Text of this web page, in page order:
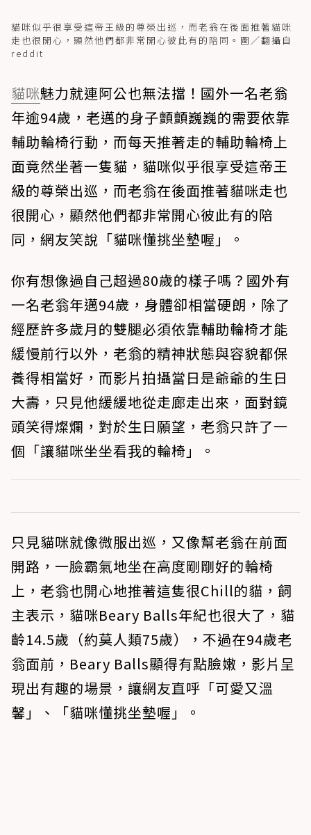
貓咪似乎很享受這帝王級的尊榮出巡，而老翁在後面推著貓咪
走也很開心，顯然他們都非常開心彼此有的陪同。圖／翻攝自
reddit
貓咪魅力就連阿公也無法擋！國外一名老翁
年逾94歲，老邁的身子顫顫巍巍的需要依靠
輔助輪椅行動，而每天推著走的輔助輪椅上
面竟然坐著一隻貓，貓咪似乎很享受這帝王
級的尊榮出巡，而老翁在後面推著貓咪走也
很開心，顯然他們都非常開心彼此有的陪
同，網友笑說「貓咪懂挑坐墊喔」。
你有想像過自己超過80歲的樣子嗎？國外有
一名老翁年邁94歲，身體卻相當硬朗，除了
經歷許多歲月的雙腿必須依靠輔助輪椅才能
緩慢前行以外，老翁的精神狀態與容貌都保
養得相當好，而影片拍攝當日是爺爺的生日
大壽，只見他緩緩地從走廊走出來，面對鏡
頭笑得燦爛，對於生日願望，老翁只許了一
個「讓貓咪坐坐看我的輪椅」。
只見貓咪就像微服出巡，又像幫老翁在前面
開路，一臉霸氣地坐在高度剛剛好的輪椅
上，老翁也開心地推著這隻很Chill的貓，飼
主表示，貓咪Beary Balls年紀也很大了，貓
齡14.5歲（約莫人類75歲），不過在94歲老
翁面前，Beary Balls顯得有點臉嫩，影片呈
現出有趣的場景，讓網友直呼「可愛又溫
馨」、「貓咪懂挑坐墊喔」。